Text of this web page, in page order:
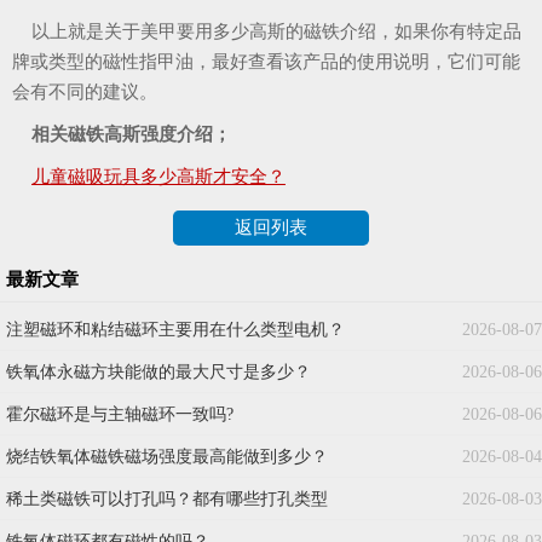
以上就是关于美甲要用多少高斯的磁铁介绍，如果你有特定品
牌或类型的磁性指甲油，最好查看该产品的使用说明，它们可能
会有不同的建议。
相关磁铁高斯强度介绍；
儿童磁吸玩具多少高斯才安全？
返回列表
最新文章
2026-08-07
注塑磁环和粘结磁环主要用在什么类型电机？
2026-08-06
铁氧体永磁方块能做的最大尺寸是多少？
2026-08-06
霍尔磁环是与主轴磁环一致吗?
2026-08-04
烧结铁氧体磁铁磁场强度最高能做到多少？
2026-08-03
稀土类磁铁可以打孔吗？都有哪些打孔类型